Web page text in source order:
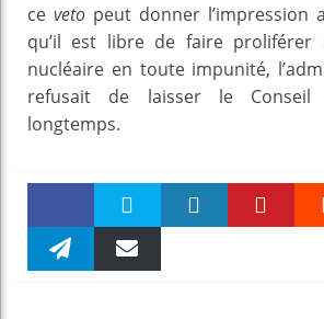
ce veto peut donner l’impression
qu’il est libre de faire proliférer
nucléaire en toute impunité,
refusait de laisser le Conseil
longtemps.
Faceboo Twitter